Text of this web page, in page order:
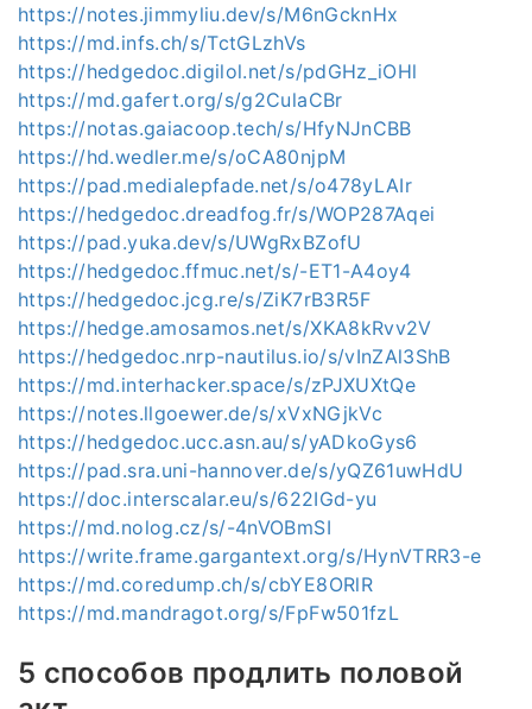
https://notes.jimmyliu.dev/s/M6nGcknHx
https://md.infs.ch/s/TctGLzhVs
https://hedgedoc.digilol.net/s/pdGHz_iOHl
https://md.gafert.org/s/g2CulaCBr
https://notas.gaiacoop.tech/s/HfyNJnCBB
https://hd.wedler.me/s/oCA80njpM
https://pad.medialepfade.net/s/o478yLAIr
https://hedgedoc.dreadfog.fr/s/WOP287Aqei
https://pad.yuka.dev/s/UWgRxBZofU
https://hedgedoc.ffmuc.net/s/-ET1-A4oy4
https://hedgedoc.jcg.re/s/ZiK7rB3R5F
https://hedge.amosamos.net/s/XKA8kRvv2V
https://hedgedoc.nrp-nautilus.io/s/vInZAl3ShB
https://md.interhacker.space/s/zPJXUXtQe
https://notes.llgoewer.de/s/xVxNGjkVc
https://hedgedoc.ucc.asn.au/s/yADkoGys6
https://pad.sra.uni-hannover.de/s/yQZ61uwHdU
https://doc.interscalar.eu/s/622IGd-yu
https://md.nolog.cz/s/-4nVOBmSI
https://write.frame.gargantext.org/s/HynVTRR3-e
https://md.coredump.ch/s/cbYE8ORlR
https://md.mandragot.org/s/FpFw501fzL
5 способов продлить половой